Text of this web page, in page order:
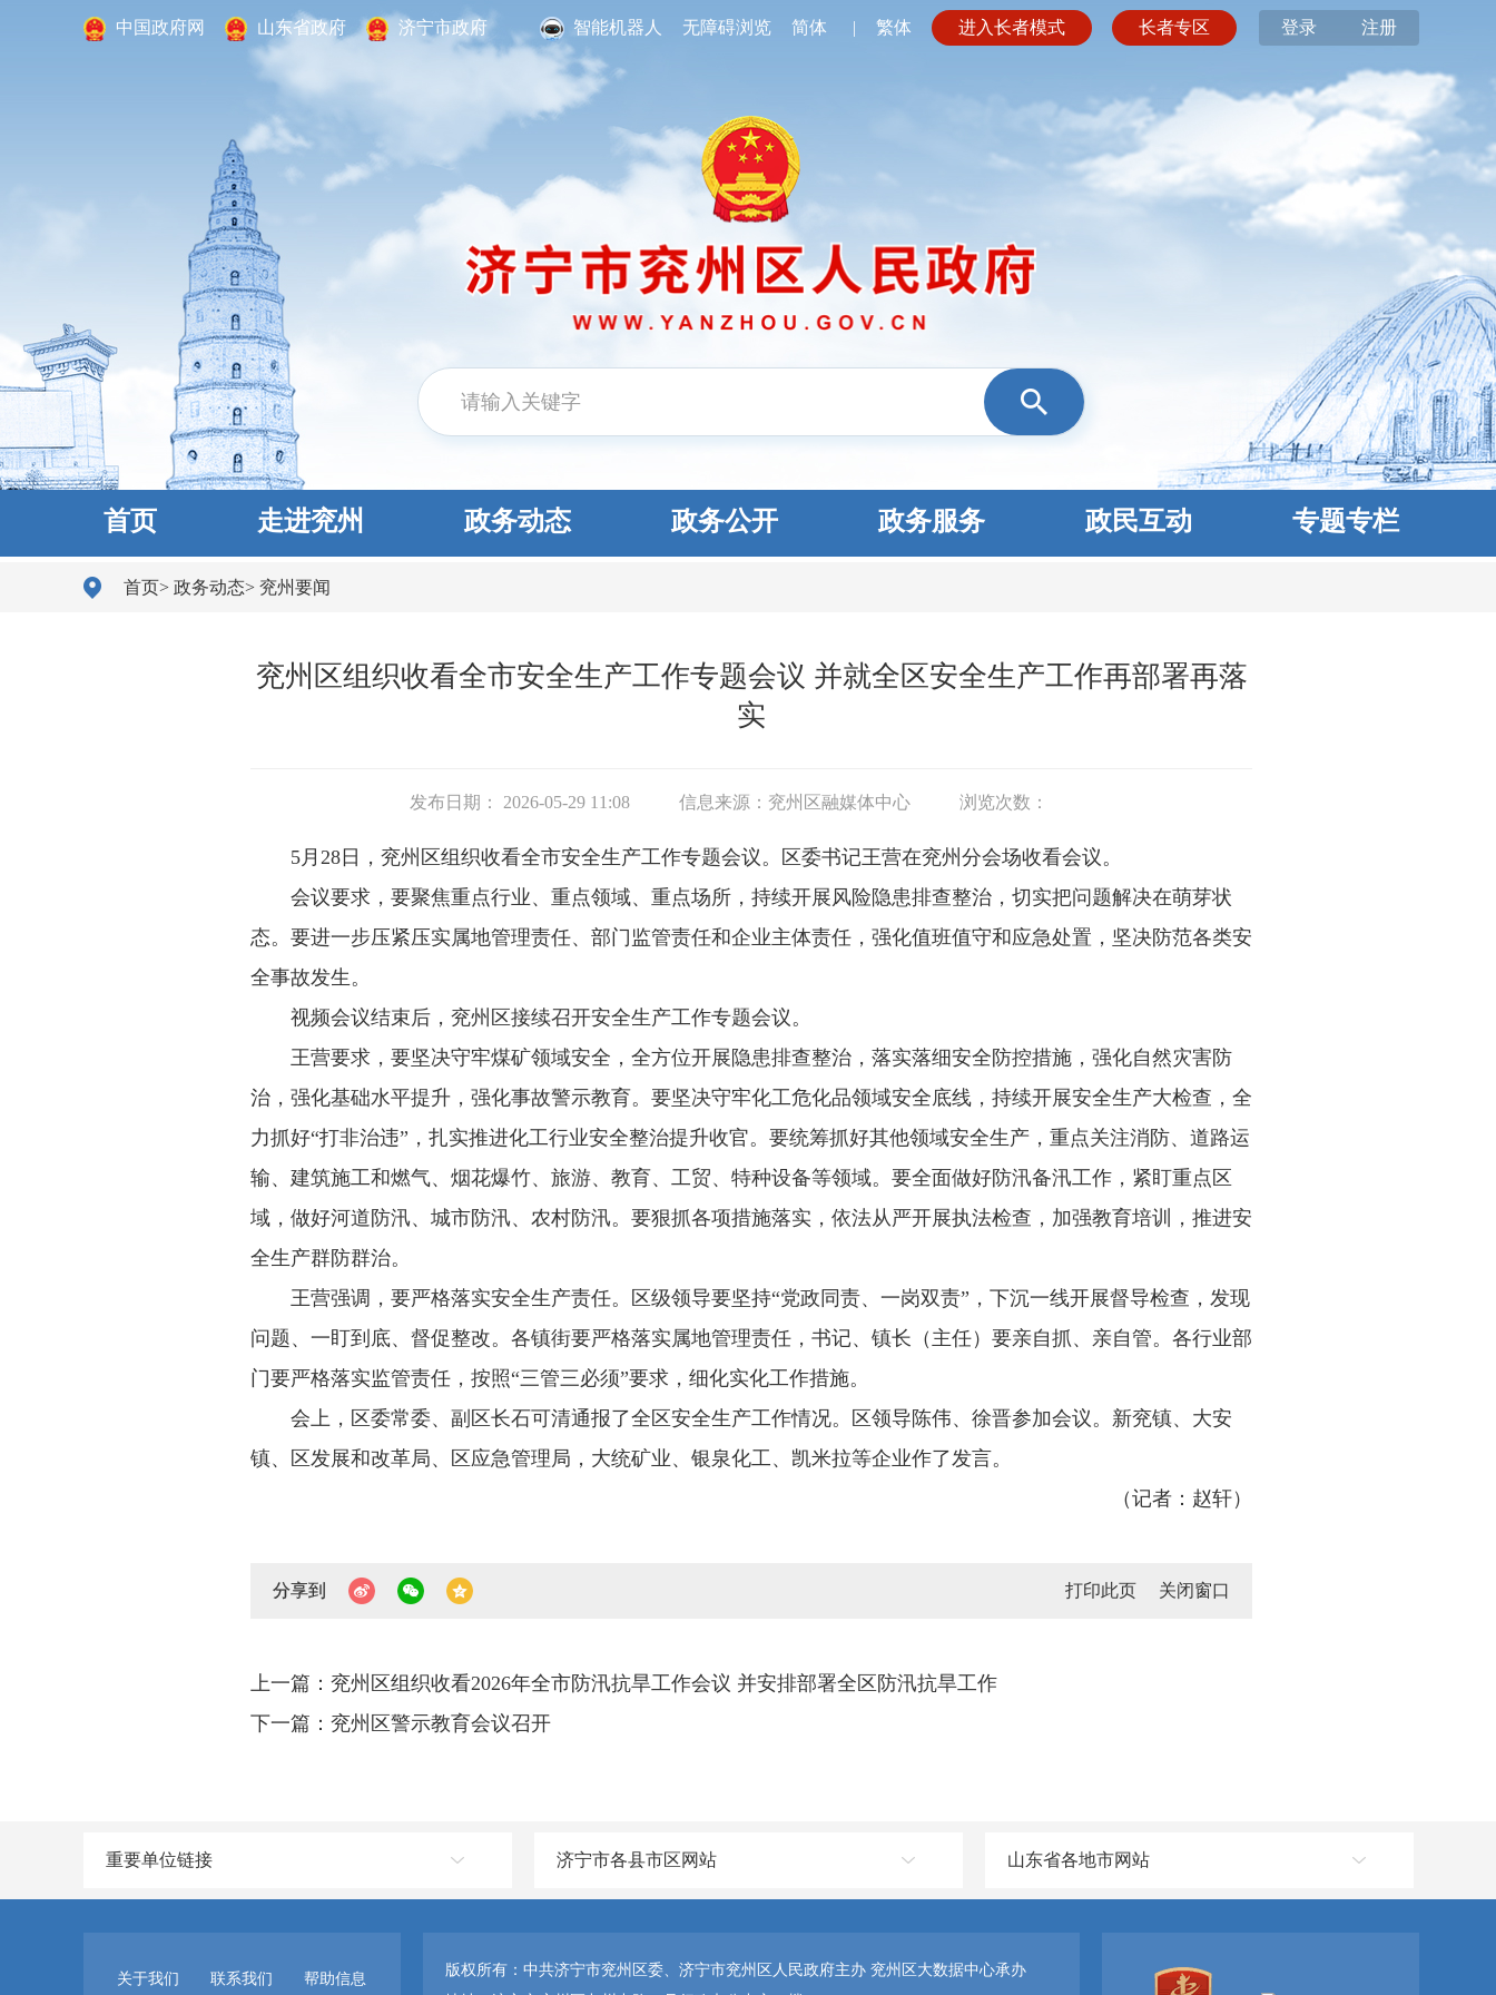
中国政府网 山东省政府 济宁市政府 智能机器人 无障碍浏览 简体 | 繁体 进入长者模式 长者专区 登录 注册
首页 走进兖州 政务动态 政务公开 政务服务 政民互动 专题专栏
首页> 政务动态> 兖州要闻
兖州区组织收看全市安全生产工作专题会议 并就全区安全生产工作再部署再落
实
发布日期： 2026-05-29 11:08 信息来源： 兖州区融媒体中心 浏览次数：
5月28日，兖州区组织收看全市安全生产工作专题会议。区委书记王营在兖州分会场收看会议。
会议要求，要聚焦重点行业、重点领域、重点场所，持续开展风险隐患排查整治，切实把问题解决在萌芽状
态。要进一步压紧压实属地管理责任、部门监管责任和企业主体责任，强化值班值守和应急处置，坚决防范各类安
全事故发生。
视频会议结束后，兖州区接续召开安全生产工作专题会议。
王营要求，要坚决守牢煤矿领域安全，全方位开展隐患排查整治，落实落细安全防控措施，强化自然灾害防
治，强化基础水平提升，强化事故警示教育。要坚决守牢化工危化品领域安全底线，持续开展安全生产大检查，全
力抓好“打非治违”，扎实推进化工行业安全整治提升收官。要统筹抓好其他领域安全生产，重点关注消防、道路运
输、建筑施工和燃气、烟花爆竹、旅游、教育、工贸、特种设备等领域。要全面做好防汛备汛工作，紧盯重点区
域，做好河道防汛、城市防汛、农村防汛。要狠抓各项措施落实，依法从严开展执法检查，加强教育培训，推进安
全生产群防群治。
王营强调，要严格落实安全生产责任。区级领导要坚持“党政同责、一岗双责”，下沉一线开展督导检查，发现
问题、一盯到底、督促整改。各镇街要严格落实属地管理责任，书记、镇长（主任）要亲自抓、亲自管。各行业部
门要严格落实监管责任，按照“三管三必须”要求，细化实化工作措施。
会上，区委常委、副区长石可清通报了全区安全生产工作情况。区领导陈伟、徐晋参加会议。新兖镇、大安
镇、区发展和改革局、区应急管理局，大统矿业、银泉化工、凯米拉等企业作了发言。
（记者：赵轩）
分享到 打印此页 关闭窗口
上一篇：兖州区组织收看2026年全市防汛抗旱工作会议 并安排部署全区防汛抗旱工作
下一篇：兖州区警示教育会议召开
重要单位链接 济宁市各县市区网站 山东省各地市网站
关于我们 联系我们 帮助信息
版权所有：中共济宁市兖州区委、济宁市兖州区人民政府主办 兖州区大数据中心承办